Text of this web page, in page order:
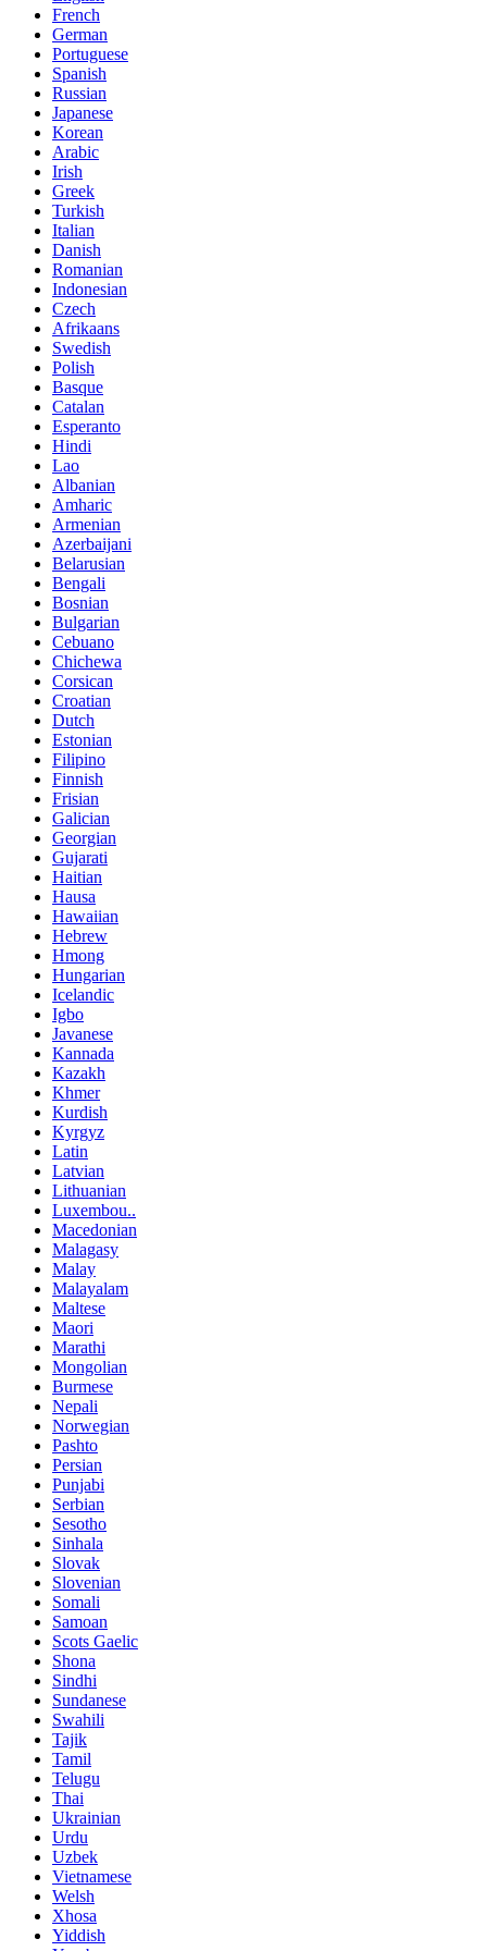
French
German
Portuguese
Spanish
Russian
Japanese
Korean
Arabic
Irish
Greek
Turkish
Italian
Danish
Romanian
Indonesian
Czech
Afrikaans
Swedish
Polish
Basque
Catalan
Esperanto
Hindi
Lao
Albanian
Amharic
Armenian
Azerbaijani
Belarusian
Bengali
Bosnian
Bulgarian
Cebuano
Chichewa
Corsican
Croatian
Dutch
Estonian
Filipino
Finnish
Frisian
Galician
Georgian
Gujarati
Haitian
Hausa
Hawaiian
Hebrew
Hmong
Hungarian
Icelandic
Igbo
Javanese
Kannada
Kazakh
Khmer
Kurdish
Kyrgyz
Latin
Latvian
Lithuanian
Luxembou..
Macedonian
Malagasy
Malay
Malayalam
Maltese
Maori
Marathi
Mongolian
Burmese
Nepali
Norwegian
Pashto
Persian
Punjabi
Serbian
Sesotho
Sinhala
Slovak
Slovenian
Somali
Samoan
Scots Gaelic
Shona
Sindhi
Sundanese
Swahili
Tajik
Tamil
Telugu
Thai
Ukrainian
Urdu
Uzbek
Vietnamese
Welsh
Xhosa
Yiddish